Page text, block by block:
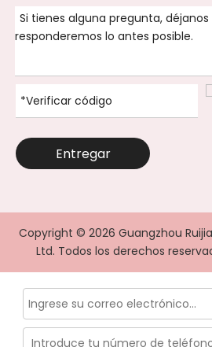
Entregar
Copyright © 2026 Guangzhou
Ltd. Todos los derechos